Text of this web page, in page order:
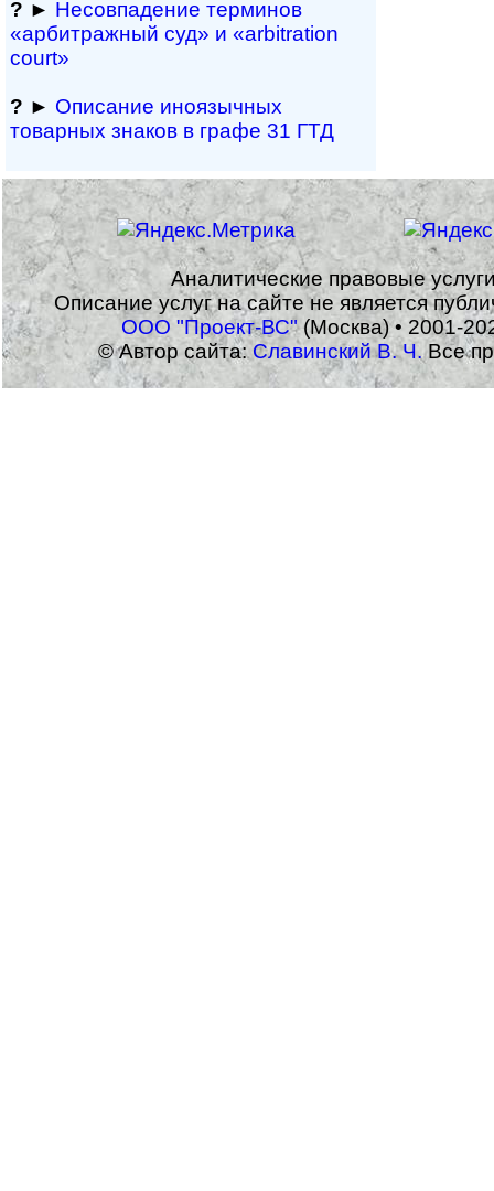
? ► Несовпадение терминов
«арбитражный суд» и «arbitration
court»
? ► Описание иноязычных
товарных знаков в графе 31 ГТД
Аналитические правовые
Описание услуг на сайте не является
ООО "Проект-ВС"(Москва) • 2001-
© Автор сайта:Славинский В. Ч.Все